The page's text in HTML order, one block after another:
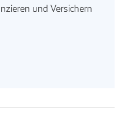
und Versichern